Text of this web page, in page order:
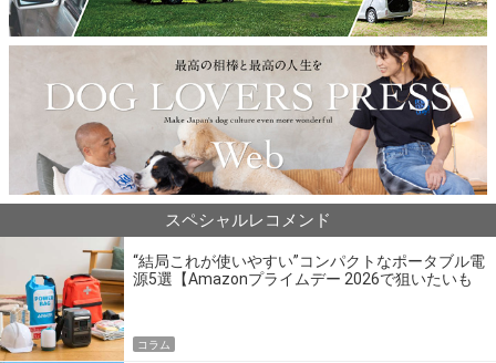
スペシャルレコメンド
“結局これが使いやすい”コンパクトなポータブル電
源5選【Amazonプライムデー 2026で狙いたいも
コラム